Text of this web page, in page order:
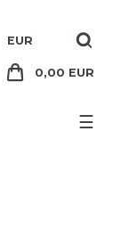
EUR
0,00 EUR
☰